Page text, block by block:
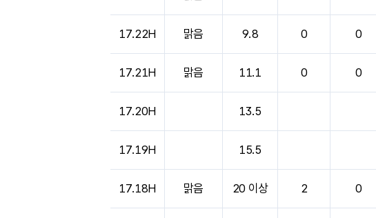
17.22H 맑음 9.8 0 0
17.21H 맑음 11.1 0 0
17.20H 13.5
17.19H 15.5
17.18H 맑음 20 이상 2 0